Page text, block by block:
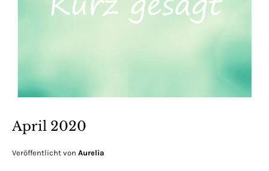
April 2020
Veröffentlicht von Aurelia